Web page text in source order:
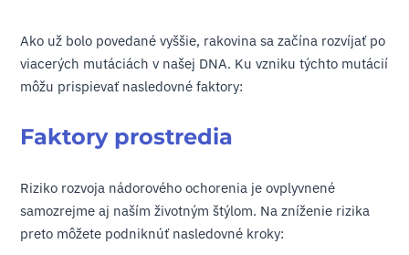
Ako už bolo povedané vyššie, rakovina sa začína rozvíjať po
viacerých mutáciách v našej DNA. Ku vzniku týchto mutácií
môžu prispievať nasledovné faktory:
Faktory prostredia
Riziko rozvoja nádorového ochorenia je ovplyvnené
samozrejme aj naším životným štýlom. Na zníženie rizika
preto môžete podniknúť nasledovné kroky: